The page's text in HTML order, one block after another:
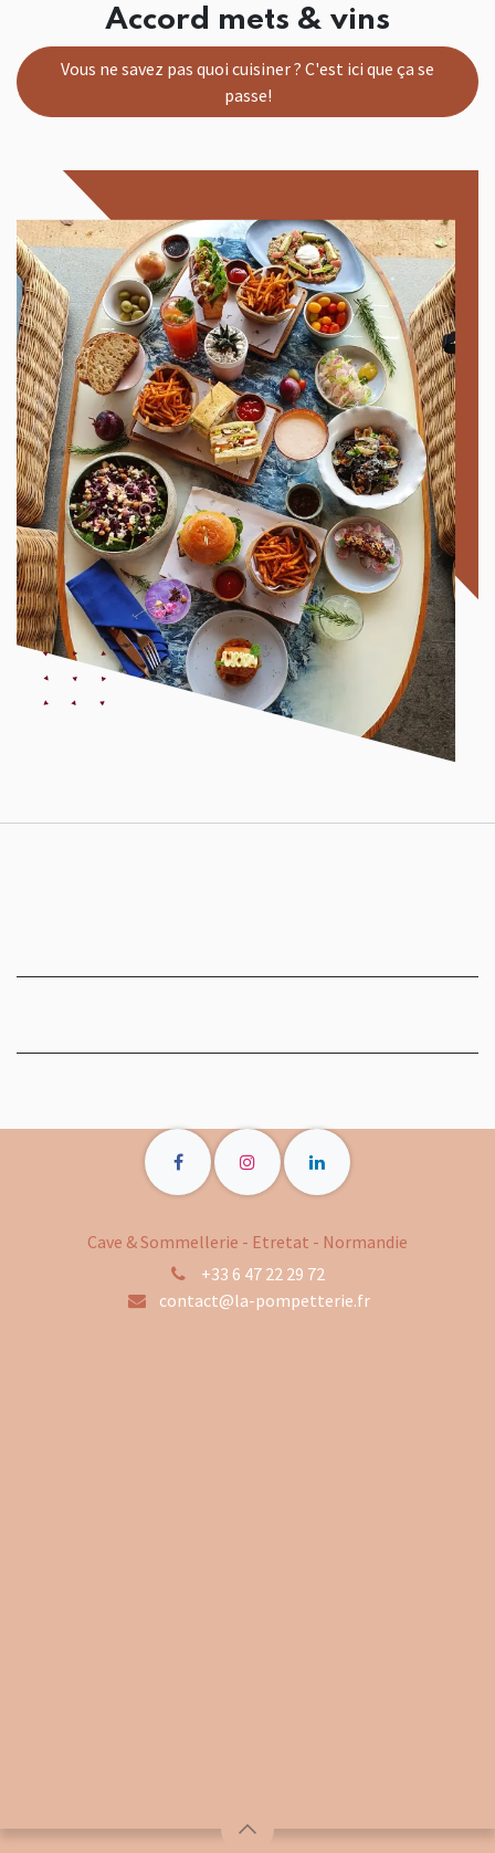
Accord mets & vins
Vous ne savez pas quoi cuisiner ? C'est ici que ça se
passe!
Cave & Sommellerie - Etretat - Normandie
+33 6 47 22 29 72
contact@la-pompetterie.fr